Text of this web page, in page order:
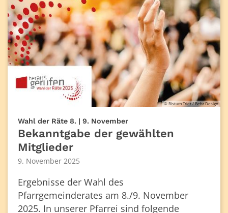
© Bistum Trier / Behr Design
Wahl der Räte 8. | 9. November:
Bekanntgabe der gewählten
Mitglieder
9. November 2025
Ergebnisse der Wahl des
Pfarrgemeinderates am 8./9. November
2025. In unserer Pfarrei sind folgende